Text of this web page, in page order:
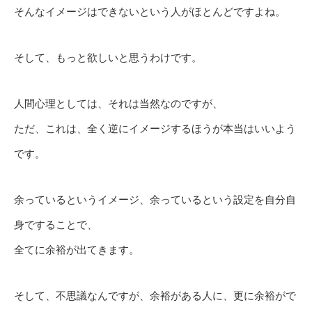
そんなイメージはできないという人がほとんどですよね。
そして、もっと欲しいと思うわけです。
人間心理としては、それは当然なのですが、
ただ、これは、全く逆にイメージするほうが本当はいいよう
です。
余っているというイメージ、余っているという設定を自分自
身ですることで、
全てに余裕が出てきます。
そして、不思議なんですが、余裕がある人に、更に余裕がで